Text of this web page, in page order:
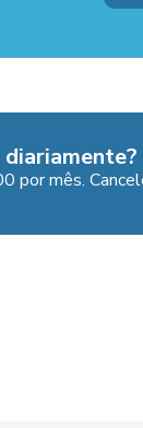
por mês.